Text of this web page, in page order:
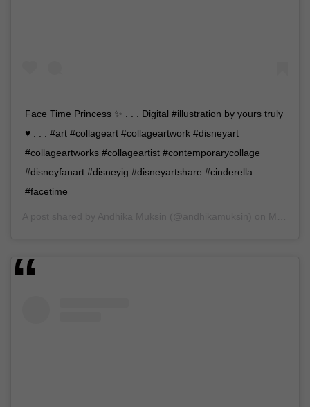
Face Time Princess ✨ . . . Digital #illustration by yours truly
♥️ . . . #art #collageart #collageartwork #disneyart
#collageartworks #collageartist #contemporarycollage
#disneyfanart #disneyig #disneyartshare #cinderella
#facetime